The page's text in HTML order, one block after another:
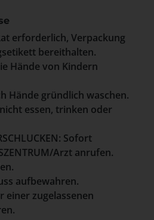
erforderlich, Verpackung
bereithalten.
Hände von Kindern
Hände gründlich waschen.
essen, trinken oder
Sofort
Arzt anrufen.
aufbewahren.
einer zugelassenen